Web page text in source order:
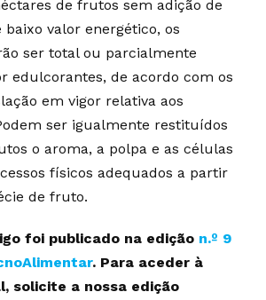
de frutos sem adição de
valor energético, os
ser total ou parcialmente
edulcorantes, de acordo com os
em vigor relativa aos
ser igualmente restituídos
o aroma, a polpa e as células
físicos adequados a partir
de fruto.
foi publicado na edição n.º 9
. Para aceder à
solicite a nossa edição